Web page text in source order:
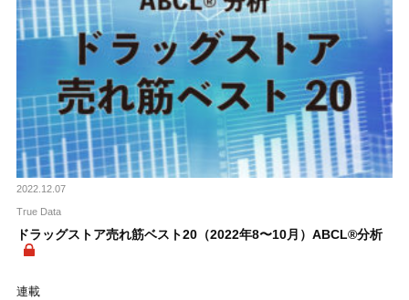
2022.12.07
True Data
ドラッグストア売れ筋ベスト20（2022年8〜10月）ABCL®分析
連載